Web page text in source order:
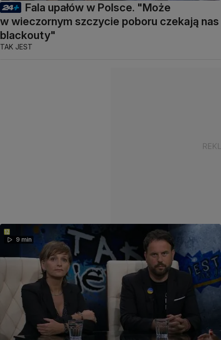
Fala upałów w Polsce. "Może
w wieczornym szczycie poboru czekają nas
blackouty"
TAK JEST
9 min